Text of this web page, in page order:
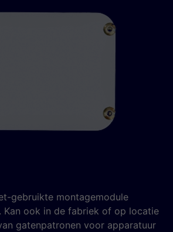
gebruikte montagemodule
Kan ook in de fabriek of op locatie
gatenpatronen voor apparatuur